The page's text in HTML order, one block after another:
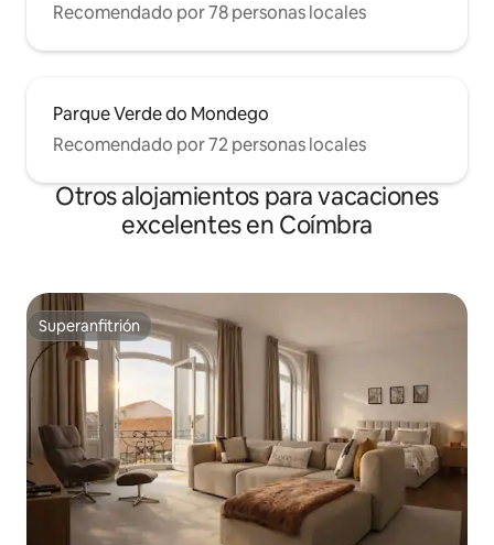
Recomendado por 78 personas locales
Parque Verde do Mondego
Recomendado por 72 personas locales
Otros alojamientos para vacaciones
excelentes en Coímbra
Superanfitrión
Superanfitrión